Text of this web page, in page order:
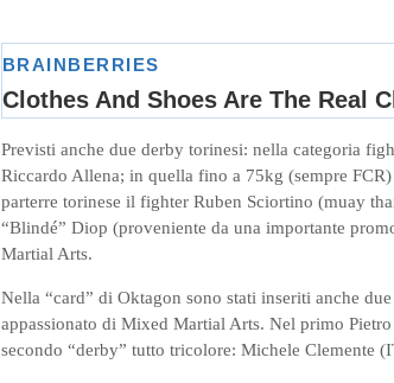
Previsti anche due derby torinesi: nella categoria
Riccardo Allena; in quella fino a 75kg (sempre
parterre torinese il fighter Ruben Sciortino (muay
“Blindé” Diop (proveniente da una importante
Martial Arts.
Nella “card” di Oktagon sono stati inseriti anche
appassionato di Mixed Martial Arts. Nel primo
secondo “derby” tutto tricolore: Michele Clemente